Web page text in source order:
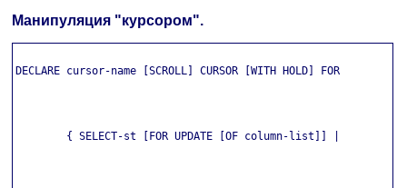
Манипуляция "курсором".
DECLARE cursor-name [SCROLL] CURSOR [WITH HOLD] FOR
        { SELECT-st [FOR UPDATE [OF column-list]] |